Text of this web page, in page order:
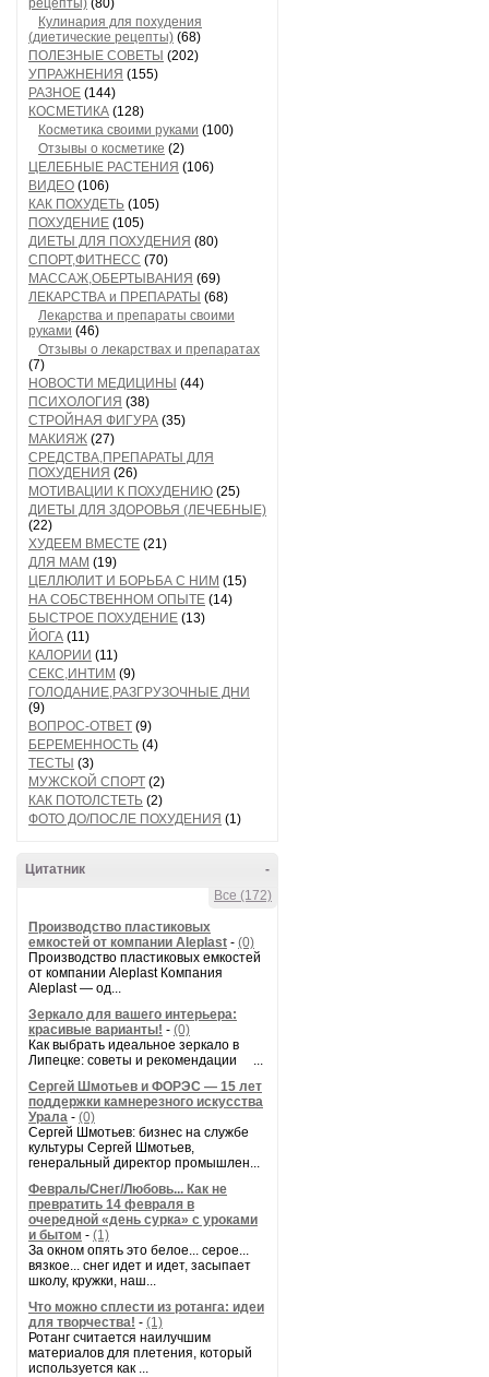
рецепты) (80)
Кулинария для похудения
(диетические рецепты) (68)
ПОЛЕЗНЫЕ СОВЕТЫ (202)
УПРАЖНЕНИЯ (155)
РАЗНОЕ (144)
КОСМЕТИКА (128)
Косметика своими руками (100)
Отзывы о косметике (2)
ЦЕЛЕБНЫЕ РАСТЕНИЯ (106)
ВИДЕО (106)
КАК ПОХУДЕТЬ (105)
ПОХУДЕНИЕ (105)
ДИЕТЫ ДЛЯ ПОХУДЕНИЯ (80)
СПОРТ,ФИТНЕСС (70)
МАССАЖ,ОБЕРТЫВАНИЯ (69)
ЛЕКАРСТВА и ПРЕПАРАТЫ (68)
Лекарства и препараты своими
руками (46)
Отзывы о лекарствах и препаратах
(7)
НОВОСТИ МЕДИЦИНЫ (44)
ПСИХОЛОГИЯ (38)
СТРОЙНАЯ ФИГУРА (35)
МАКИЯЖ (27)
СРЕДСТВА,ПРЕПАРАТЫ ДЛЯ
ПОХУДЕНИЯ (26)
МОТИВАЦИИ К ПОХУДЕНИЮ (25)
ДИЕТЫ ДЛЯ ЗДОРОВЬЯ (ЛЕЧЕБНЫЕ)
(22)
ХУДЕЕМ ВМЕСТЕ (21)
ДЛЯ МАМ (19)
ЦЕЛЛЮЛИТ И БОРЬБА С НИМ (15)
НА СОБСТВЕННОМ ОПЫТЕ (14)
БЫСТРОЕ ПОХУДЕНИЕ (13)
ЙОГА (11)
КАЛОРИИ (11)
СЕКС,ИНТИМ (9)
ГОЛОДАНИЕ,РАЗГРУЗОЧНЫЕ ДНИ
(9)
ВОПРОС-ОТВЕТ (9)
БЕРЕМЕННОСТЬ (4)
ТЕСТЫ (3)
МУЖСКОЙ СПОРТ (2)
КАК ПОТОЛСТЕТЬ (2)
ФОТО ДО/ПОСЛЕ ПОХУДЕНИЯ (1)
-
Цитатник
Все (172)
Производство пластиковых
емкостей от компании Aleplast - (0)
Производство пластиковых емкостей
от компании Aleplast Компания
Aleplast — од...
Зеркало для вашего интерьера:
красивые варианты! - (0)
Как выбрать идеальное зеркало в
Липецке: советы и рекомендации ...
Сергей Шмотьев и ФОРЭС — 15 лет
поддержки камнерезного искусства
Урала - (0)
Сергей Шмотьев: бизнес на службе
культуры Сергей Шмотьев,
генеральный директор промышлен...
Февраль/Снег/Любовь... Как не
превратить 14 февраля в
очередной «день сурка» с уроками
и бытом - (1)
За окном опять это белое... серое...
вязкое... снег идет и идет, засыпает
школу, кружки, наш...
Что можно сплести из ротанга: идеи
для творчества! - (1)
Ротанг считается наилучшим
материалов для плетения, который
используется как ...